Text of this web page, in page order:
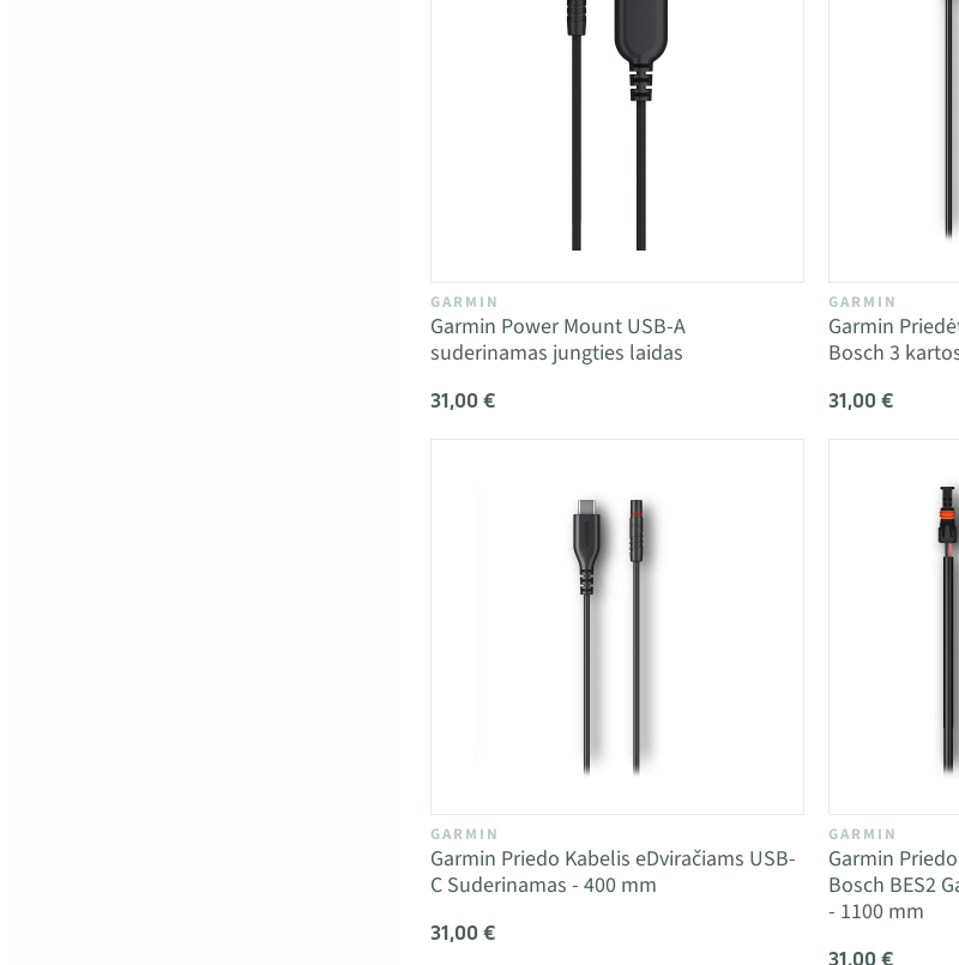
GARMIN
Garmin Power Mount USB-A
suderinamas jungties laidas
31,00 €
GARMIN
Garmin
Bosch 3
31,00 €
GARMIN
Garmin Priedo Kabelis eDviračiams USB-
C Suderinamas - 400 mm
31,00 €
GARMIN
Garmin
Bosch BES2
- 1100 mm
31,00 €